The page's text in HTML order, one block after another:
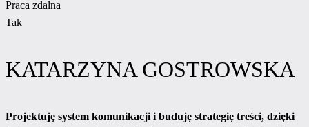
Praca zdalna
Tak
KATARZYNA GOSTROWSKA
Projektuję system komunikacji i buduję strategię treści, dzięki